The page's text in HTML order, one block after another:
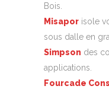
Bois.
Misapor isole
sous dalle en
Simpson des
applications.
Fourcade